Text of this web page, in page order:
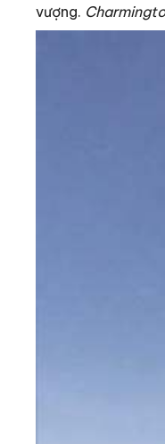
vượng.